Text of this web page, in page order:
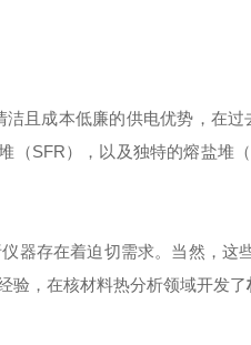
且成本低廉的供电优势，在
（SFR），以及独特的熔盐堆
器存在着迫切需求。当然，这
验，在核材料热分析领域开发了